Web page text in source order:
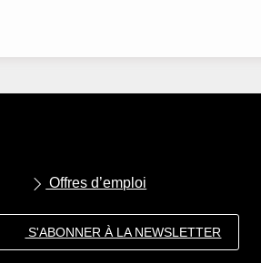
Offres d’emploi
S'ABONNER À LA NEWSLETTER